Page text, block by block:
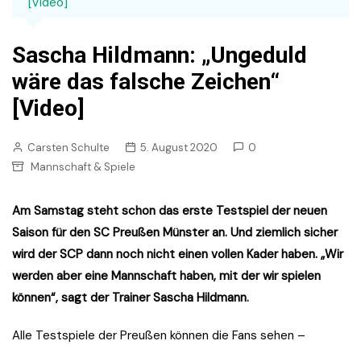
Sascha Hildmann: „Ungeduld
wäre das falsche Zeichen“
[Video]
Carsten Schulte 5. August 2020
0
Mannschaft & Spiele
Am Samstag steht schon das erste Testspiel der neuen
Saison für den SC Preußen Münster an. Und ziemlich sicher
wird der SCP dann noch nicht einen vollen Kader haben. „Wir
werden aber eine Mannschaft haben, mit der wir spielen
können“, sagt der Trainer Sascha Hildmann.
Alle Testspiele der Preußen können die Fans sehen –